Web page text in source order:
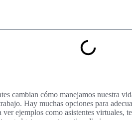
cambian cómo manejamos nuestra
Hay muchas opciones para
ejemplos como asistentes virtuales,